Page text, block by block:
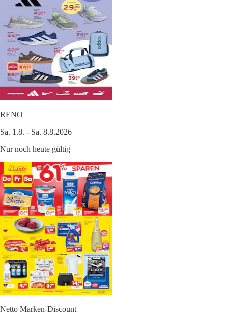
RENO
Sa. 1.8. - Sa. 8.8.2026
Nur noch heute gültig
Netto Marken-Discount